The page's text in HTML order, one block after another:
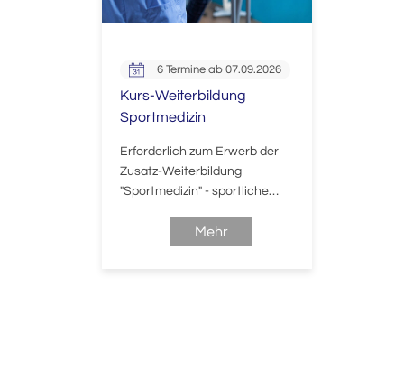
6 Termine ab 07.09.2026
Kurs-Weiterbildung
Sportmedizin
Erforderlich zum Erwerb der
Zusatz-Weiterbildung
"Sportmedizin" - sportliche
den zahlreichen praktischen
Kurselementen erwartet.
Mehr